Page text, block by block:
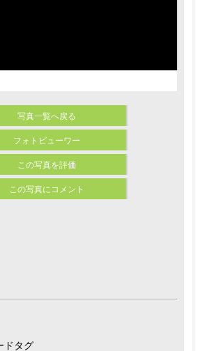
ドタグ
写真一覧へ戻る
フォトビューワー
この写真を評価
この写真にコメント